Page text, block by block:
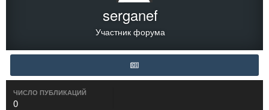
serganef
Участник форума
ЧИСЛО ПУБЛИКАЦИЙ
0